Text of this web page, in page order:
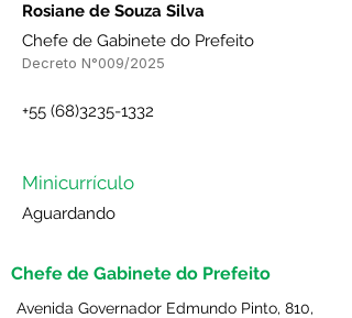
Rosiane de Souza Silva
Chefe de Gabinete do Prefeito
Decreto N°009/2025
+55 (68)3235-1332
Minicurrículo
Aguardando
Chefe de Gabinete do Prefeito
Avenida Governador Edmundo Pinto, 810,